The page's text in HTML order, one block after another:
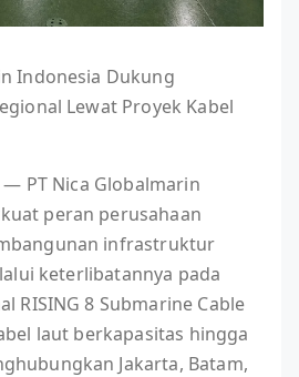
Indonesia Dukung
Lewat Proyek Kabel
— PT Nica Globalmarin
peran perusahaan
infrastruktur
keterlibatannya pada
RISING 8 Submarine Cable
laut berkapasitas hingga
Jakarta, Batam,